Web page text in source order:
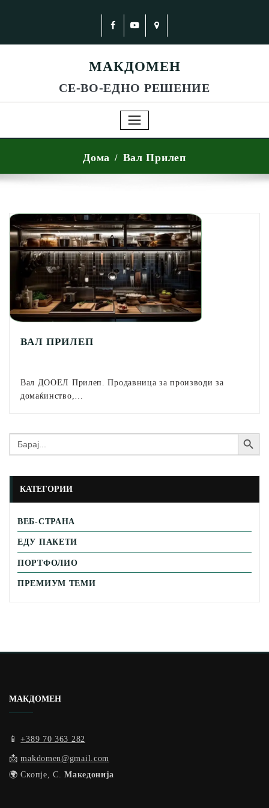
МАКДОМЕН
СЕ-ВО-ЕДНО РЕШЕНИЕ
Дома Вал Прилеп
ВАЛ ПРИЛЕП
Вал ДООЕЛ Прилеп. Продавница за производи за
домаќинство,…
Search
for:
Search Button
КАТЕГОРИИ
ВЕБ-СТРАНА
ЕДУ ПАКЕТИ
ПОРТФОЛИО
ПРЕМИУМ ТЕМИ
МАКДОМЕН
📱+389 70 363 282
📩makdomen@gmail.com
🌍 Скопје, С.Македонија